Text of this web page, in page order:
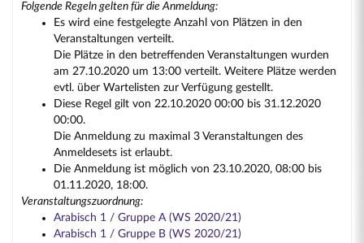
Folgende Regeln gelten für die Anmeldung:
Es wird eine festgelegte Anzahl von Plätzen in den
Veranstaltungen verteilt.
Die Plätze in den betreffenden Veranstaltungen wurden
am 27.10.2020 um 13:00 verteilt. Weitere Plätze werden
evtl. über Wartelisten zur Verfügung gestellt.
Diese Regel gilt von 22.10.2020 00:00 bis 31.12.2020
00:00.
Die Anmeldung zu maximal 3 Veranstaltungen des
Anmeldesets ist erlaubt.
Die Anmeldung ist möglich von 23.10.2020, 08:00 bis
01.11.2020, 18:00.
Veranstaltungszuordnung:
Arabisch 1 / Gruppe A (WS 2020/21)
Arabisch 1 / Gruppe B (WS 2020/21)